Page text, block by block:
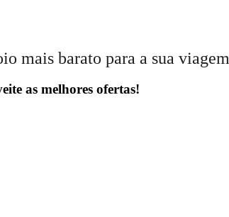
mais barato para a sua viagem
as melhores ofertas!